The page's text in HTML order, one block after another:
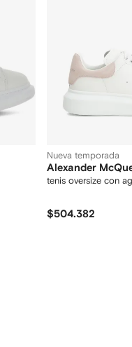
Nueva temporada
Alexander
tenis oversize con
$504.382